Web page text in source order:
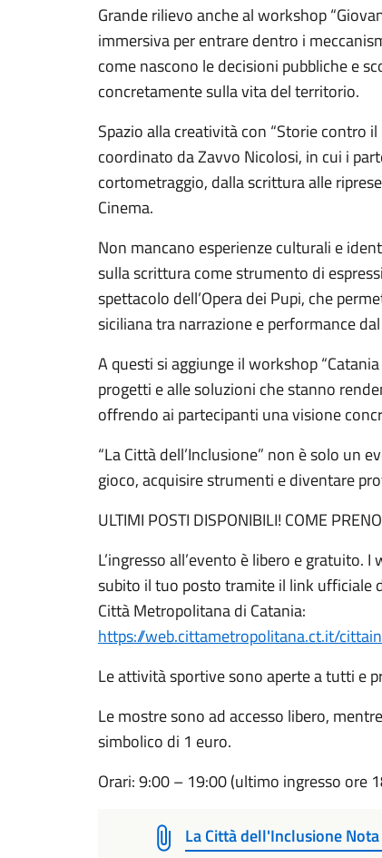
Grande rilievo anche al workshop
immersiva per entrare dentro i
come nascono le decisioni pubbliche e
concretamente sulla vita del territorio.
Spazio alla creatività con “Storie contro
coordinato da Zavvo Nicolosi, in cui i
cortometraggio, dalla scrittura alle
Cinema.
Non mancano esperienze culturali e
sulla scrittura come strumento di
spettacolo dell’Opera dei Pupi, che
siciliana tra narrazione e performance
A questi si aggiunge il workshop
progetti e alle soluzioni che stanno
offrendo ai partecipanti una visione
“La Città dell’Inclusione” non è solo un
gioco, acquisire strumenti e diventare
ULTIMI POSTI DISPONIBILI! COME
L’ingresso all’evento è libero e
subito il tuo posto tramite il link ufficiale
Città Metropolitana di Catania:
https://web.cittametropolitana.ct.it/
Le attività sportive sono aperte a tutti e
Le mostre sono ad accesso libero,
simbolico di 1 euro.
Orari: 9:00 – 19:00 (ultimo ingresso ore
La Città dell'Inclusione